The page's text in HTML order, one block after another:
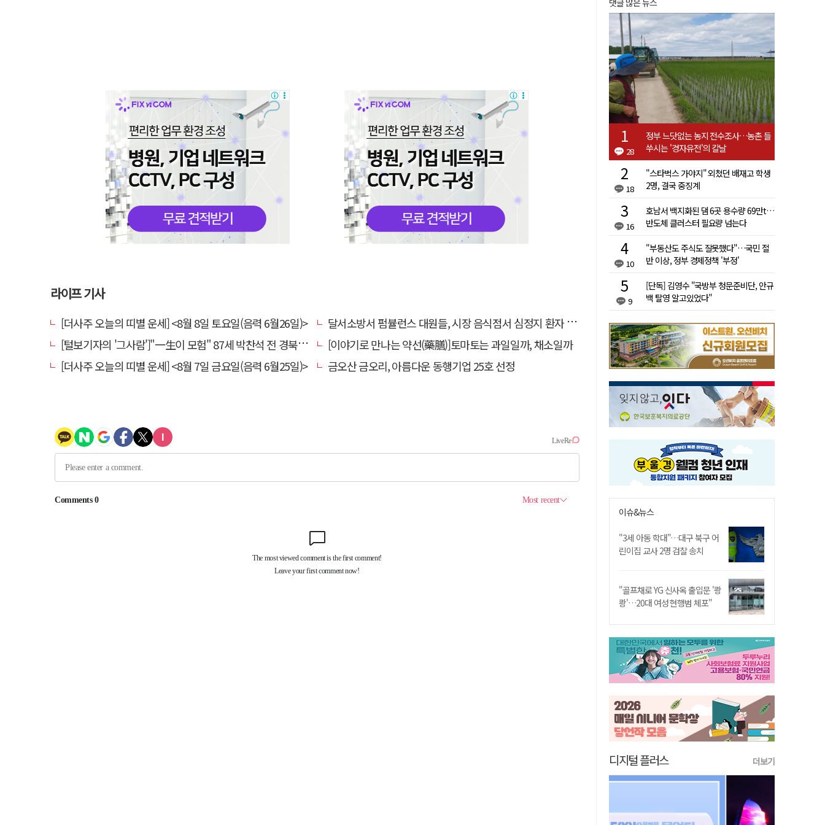
라이프 기사
[더사주 오늘의 띠별 운세] <8월 8일 토요일(음력 6월26일)>
달서소방서 펌뷸런스 대원들, 시장 음식점서 심정지 환자 생명 살려
[털보기자의 '그사람']"一生이 모험" 87세 박찬석 전 경북대 총장
[이야기로 만나는 약선(藥膳)]토마토는 과일일까, 채소일까
[더사주 오늘의 띠별 운세] <8월 7일 금요일(음력 6월25일)>
금오산 금오리, 아름다운 동행기업 25호 선정
댓글 많은 뉴스
28
정부 느닷없는 농지 전수조사…농촌 들
쑤시는 '경자유전'의 칼날
18
"스타벅스 가야지" 외쳤던 배재고 학생
2명, 결국 중징계
16
호남서 백지화된 댐 6곳 용수량 69만t…
반도체 클러스터 필요량 넘는다
10
"부동산도 주식도 잘못했다"…국민 절
반 이상, 정부 경제정책 '부정'
9
[단독] 김영수 "국방부 청문준비단, 안규
백 탈영 알고있었다"
이슈&뉴스
"3세 아동 학대"…대구 북구 어
린이집 교사 2명 검찰 송치
"골프채로 YG 신사옥 출입문 '쾅
쾅'…20대 여성 현행범 체포"
디지털 플러스 더보기